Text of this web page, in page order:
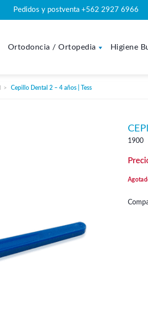
Pedidos y postventa +562 2927 6966
Ortodoncia / Ortopedia Higiene
Cepillo Dental 2 – 4 años | Tess
1900